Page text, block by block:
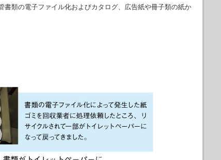
書類の電子ファイル化およびカタログ、広告紙や冊子類の紙か